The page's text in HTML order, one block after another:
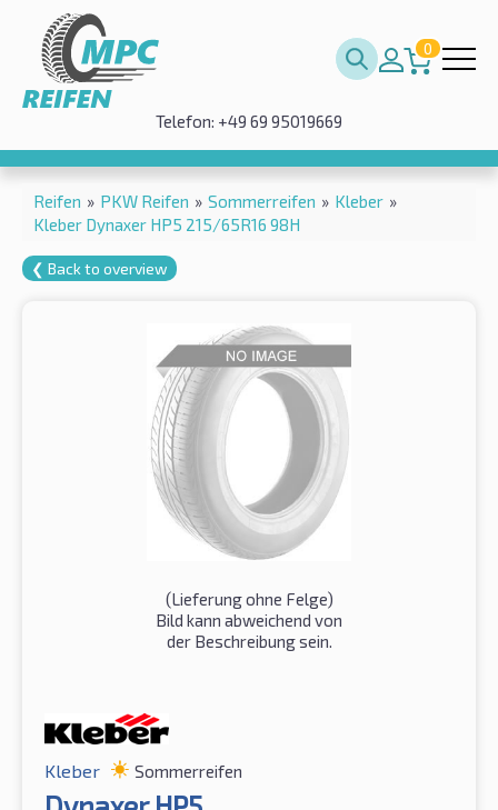
0
Telefon: +49 69 95019669
Reifen » PKW Reifen » Sommerreifen » Kleber »
Kleber Dynaxer HP5 215/65R16 98H
❮ Back to overview
(Lieferung ohne Felge)
Bild kann abweichend von
der Beschreibung sein.
Kleber Sommerreifen